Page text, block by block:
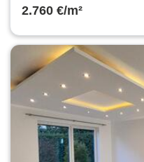
2.760 €/m²